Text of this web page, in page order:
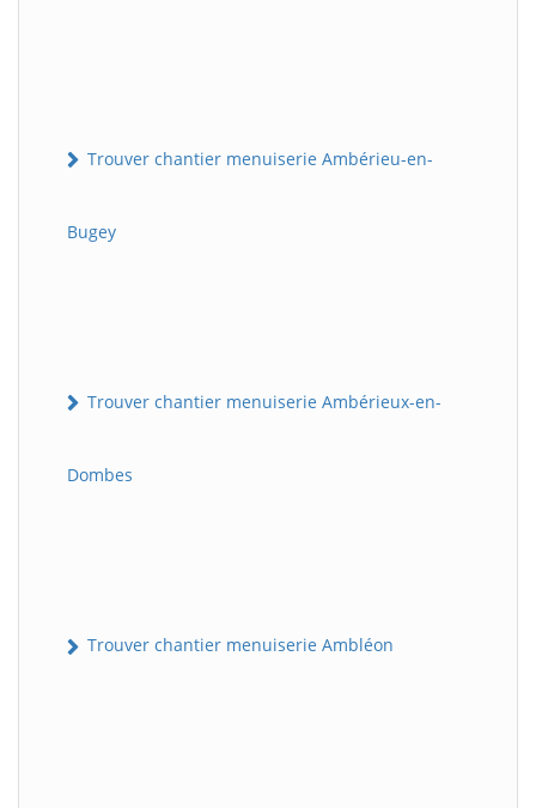
Trouver chantier menuiserie Ambérieu-en-
Bugey
Trouver chantier menuiserie Ambérieux-en-
Dombes
Trouver chantier menuiserie Ambléon